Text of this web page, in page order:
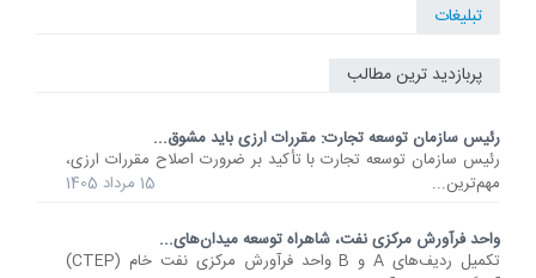
تبلیغات
پربازدید ترین مطالب
رئیس سازمان توسعه تجارت: مقررات ارزی باید مشوق...
رئیس سازمان توسعه تجارت با تأکید بر ضرورت اصلاح مقررات ارزی،
مهم‌ترین...
15 مرداد 1405
واحد فرآورش مرکزی نفت، شاهراه توسعه میدان‌های...
تکمیل ردیف‌های A و B واحد فرآورش مرکزی نفت خام (CTEP)